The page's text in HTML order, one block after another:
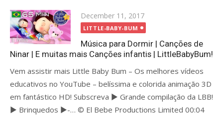
Posted
on
December 11, 2017
LITTLE-BABY-BUM
Música para Dormir | Canções de
Ninar | E muitas mais Canções infantis | LittleBabyBum!
Vem assistir mais Little Baby Bum – Os melhores vídeos
educativos no YouTube – belíssima e colorida animação 3D
em fantástico HD! Subscreva ► Grande compilação da LBB!
► Brinquedos ►-… © El Bebe Productions Limited 00:04